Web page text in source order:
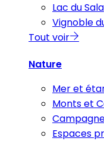
Lac du
Vignoble
Tout voir
Nature
Mer et
Monts et
Espaces